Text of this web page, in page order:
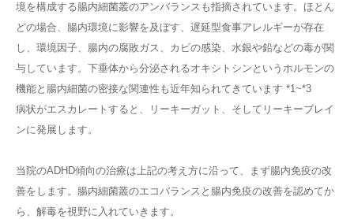
境を構成する腸内細菌叢のアンバランスも指摘されています。ほとん
どの場合、腸内環境に影響を及ぼす、遅延型食事アレルギーが存在
し、環境因子、腸内の腐敗ガス、カビの感染、水銀や鉛などの毒が関
与しています。下垂体から分泌されるオキシトシンというホルモンの
機能と腸内細菌の密接な関連性も近年知られてきています *1~*3
病状がエスカレートすると、リーキーガット、そしてリーキーブレイ
ンに発展します。
当院のADHD傾向の治療は上記の考え方に沿って、まず腸内免疫の改
善をします。腸内細菌叢のエコバランスと腸内免疫の改善を認めてか
ら、解毒を視野に入れていきます。